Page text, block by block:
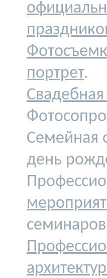
портрет.
Семейная
день